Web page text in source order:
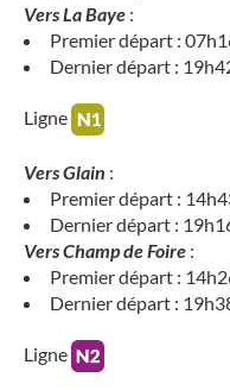
Vers La Baye :
Premier départ :
Dernier départ :
Ligne
Vers Glain :
Premier départ :
Dernier départ :
Vers Champ de Foire :
Premier départ :
Dernier départ :
Ligne